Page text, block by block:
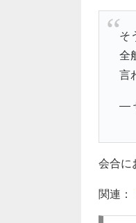
そ
全
言
—
会合に
関連：